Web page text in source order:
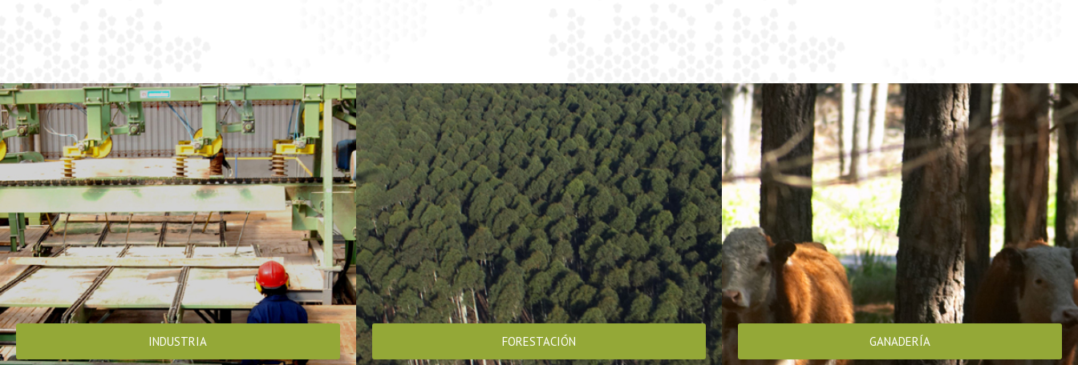
INDUSTRIA FORESTACIÓN GANADERÍA